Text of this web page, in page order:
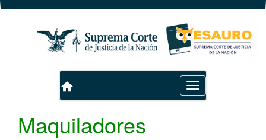
Toggle
navigation
home
Maquiladores